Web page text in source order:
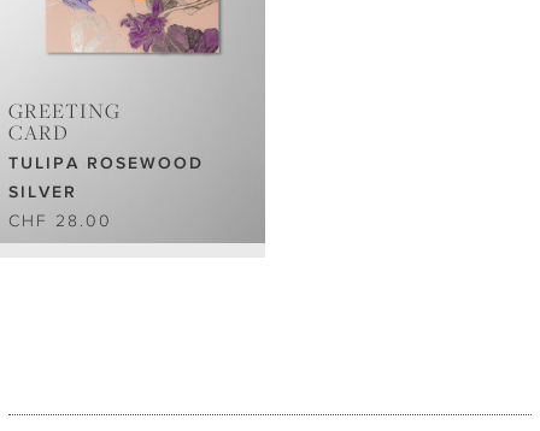
GREETING
CARD
TULIPA ROSEWOOD
SILVER
CHF 28.00